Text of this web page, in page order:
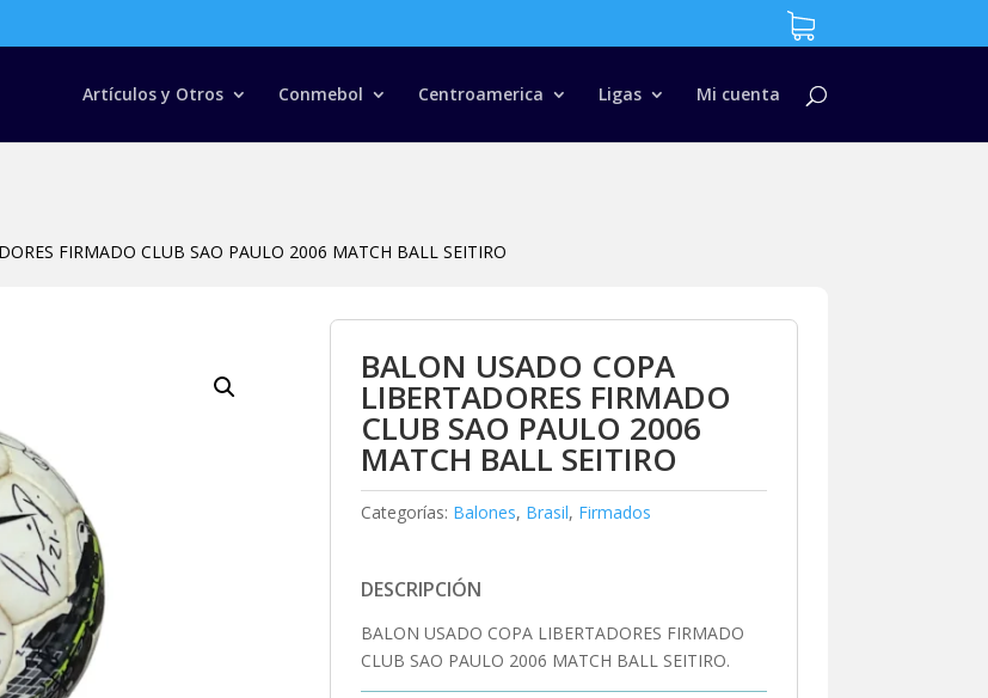
Artículos y Otros Conmebol Centroamerica Ligas Mi cuenta
Búsqueda
productos
FIRMADO CLUB SAO PAULO 2006 MATCH BALL SEITIRO
BALON USADO COPA
LIBERTADORES FIRMADO
CLUB SAO PAULO 2006
MATCH BALL SEITIRO
Categorías: Balones, Brasil, Firmados
DESCRIPCIÓN
BALON USADO COPA LIBERTADORES FIRMADO
CLUB SAO PAULO 2006 MATCH BALL SEITIRO.